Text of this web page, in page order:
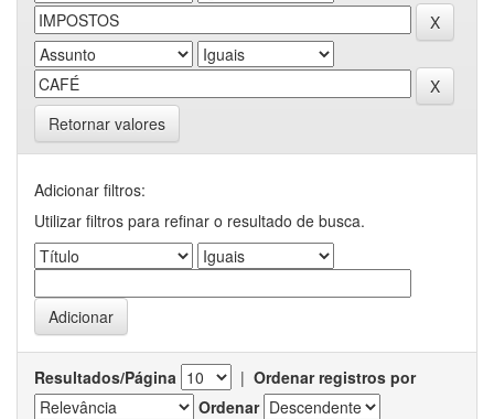
Retornar valores
Adicionar filtros:
Utilizar filtros para refinar o resultado de busca.
Resultados/Página | Ordenar registros por
Ordenar